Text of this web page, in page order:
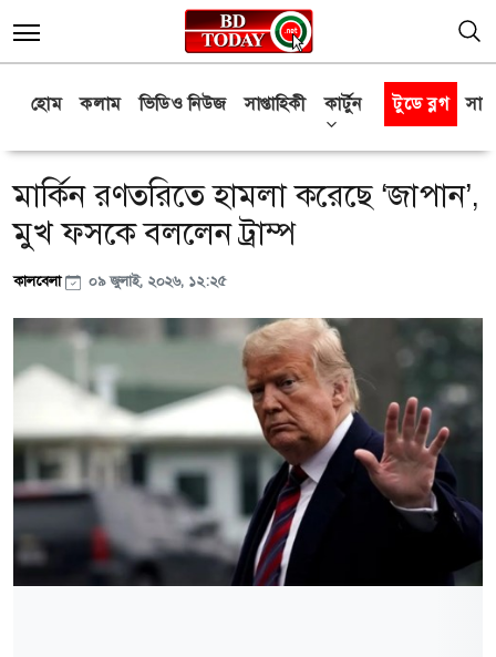
হোম কলাম ভিডিও নিউজ সাপ্তাহিকী কার্টুন টুডে ব্লগ
মার্কিন রণতরিতে হামলা করেছে ‘জাপান’,
মুখ ফসকে বললেন ট্রাম্প
কালবেলা ০৯ জুলাই, ২০২৬, ১২:২৫